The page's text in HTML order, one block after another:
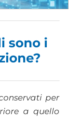
sono i
per
a quello